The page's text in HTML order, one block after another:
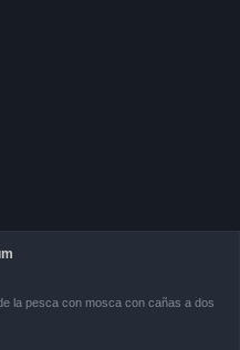
la pesca con mosca con cañas a dos